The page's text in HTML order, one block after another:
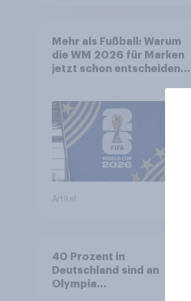
Mehr als Fußball: Warum
die WM 2026 für Marken
jetzt schon entscheidend
Artikel
40 Prozent in
Deutschland sind an
Olympia